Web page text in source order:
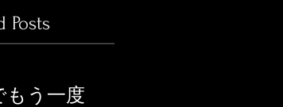
Posts
もう一度